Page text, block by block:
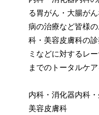
る胃がん・大腸が
病の治療など皆様
科・美容皮膚科の
ミなどに対するレ
までのトータルケア
内科・消化器内科
美容皮膚科